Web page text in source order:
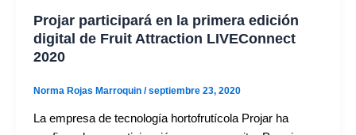
Projar participará en la primera edición
digital de Fruit Attraction LIVEConnect
2020
Norma Rojas Marroquin /septiembre 23, 2020
La empresa de tecnología hortofrutícola Projar ha